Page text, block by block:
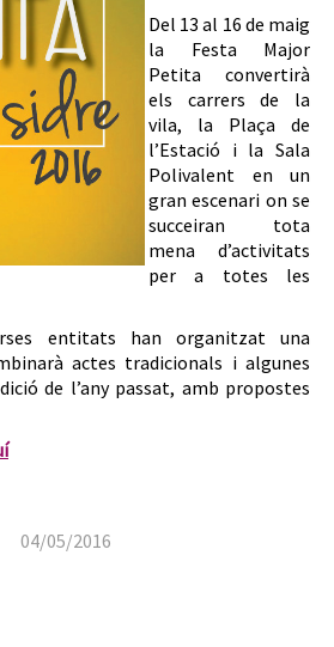
Del 13 al 16 de maig
la Festa Major
Petita convertirà
els carrers de la
vila, la Plaça de
l’Estació i la Sala
Polivalent en un
gran escenari on se
succeiran tota
mena d’activitats
per a totes les
entitats han organitzat una
actes tradicionals i algunes
de l’any passat, amb propostes
04/05/2016